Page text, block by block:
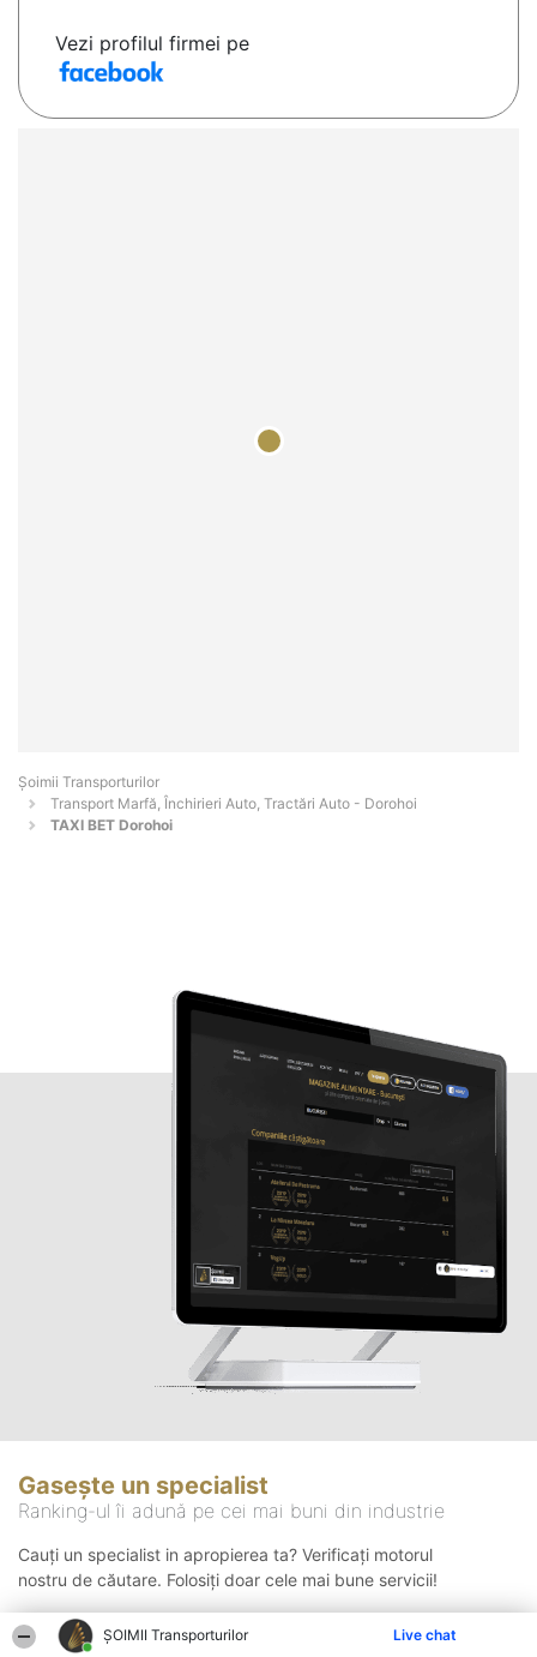
ȘOIMII Transporturilor Live chat
Vezi profilul firmei pe
Șoimii Transporturilor
Transport Marfă, Închirieri Auto, Tractări Auto - Dorohoi
TAXI BET Dorohoi
Gasește un specialist
Ranking-ul îi adună pe cei mai buni din industrie
Cauți un specialist in apropierea ta? Verificați motorul
nostru de căutare. Folosiți doar cele mai bune servicii!